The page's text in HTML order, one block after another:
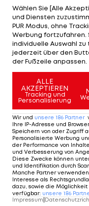
Bundesligaspielen
den Angreifer
machtlos sein. "Er
Ablösesumme X
gehen lassen", sagt
Summe handelt es
Mehr zum
Wählen Sie [Alle
und Diensten
PUR Modus, ohne
Werbung fortzufahren.
individuelle Auswahl zu
jederzeit über den
der Fußzeile anpassen.
ALLE
AKZEPTIEREN
Tracking und
Personalisierung
Wir und unsere 186 Partner
Ihre IP-Adresse und
Speichern von oder Zugriff
Personalisierte Werbung
der Performance von
und Verbesserung von
Diese Zwecke können
und Identifikation durch
Manche Partner
Interesse als
dazu, sowie die
verfügbar: unsere 186
Impressum